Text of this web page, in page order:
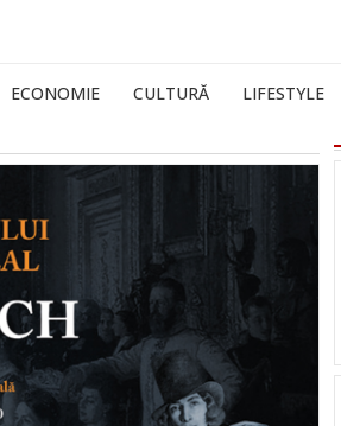
ECONOMIE CULTURĂ LIFESTYLE